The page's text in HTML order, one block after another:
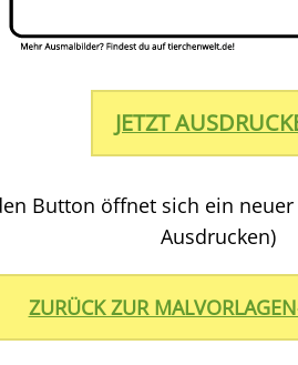
JETZT
Button öffnet sich ein
Ausdrucken)
ZURÜCK ZUR